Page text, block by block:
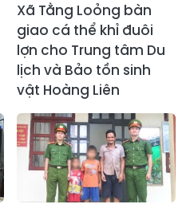
Xã Tằng Loỏng bàn
giao cá thể khỉ đuôi
lợn cho Trung tâm Du
lịch và Bảo tồn sinh
vật Hoàng Liên